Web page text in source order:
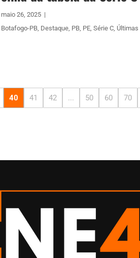
maio 26, 2025 |
Botafogo-PB, Destaque, PB, PE, Série C, Últimas
40 41 42 ... 50 60 70